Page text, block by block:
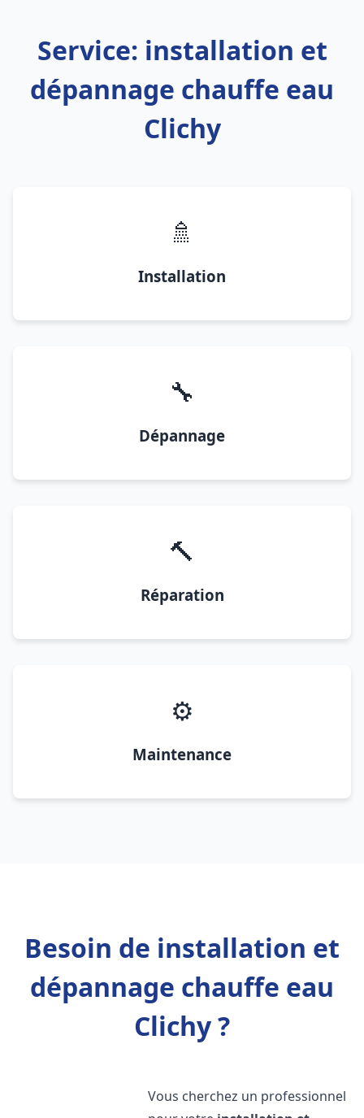
Service: installation et
dépannage chauffe eau
Clichy
🚿
Installation
🔧
Dépannage
🔨
Réparation
⚙️
Maintenance
Besoin de installation et
dépannage chauffe eau
Clichy ?
Vous cherchez un professionnel